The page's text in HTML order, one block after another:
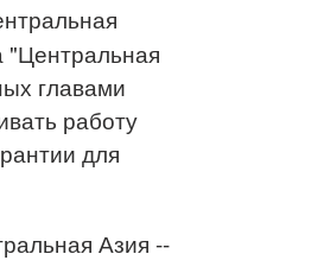
главами
работу
для
Азия --